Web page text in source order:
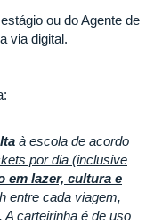
ou do Agente de
via digital.
à escola de acordo
por dia (inclusive
em lazer, cultura e
entre cada viagem,
A carteirinha é de uso